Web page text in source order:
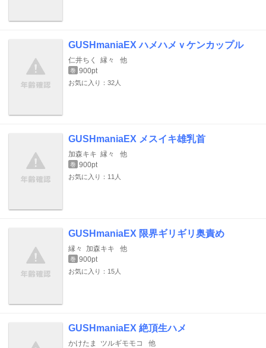
GUSHmaniaEX ハメハメｖケンカップル
仁井ちく 縁々 他
巻 900pt
お気に入り：32人
GUSHmaniaEX メスイキ雄乳首
加森キキ 縁々 他
巻 900pt
お気に入り：11人
GUSHmaniaEX 限界ギリギリ奥責め
縁々 加森キキ 他
巻 900pt
お気に入り：15人
GUSHmaniaEX 絶頂生ハメ
かけたま ツルギモモコ 他